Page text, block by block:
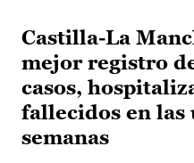
Castilla-La
mejor registro
casos,
fallecidos en las
semanas